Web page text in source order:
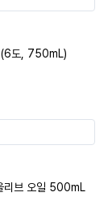
(6도, 750mL)
리브 오일 500mL